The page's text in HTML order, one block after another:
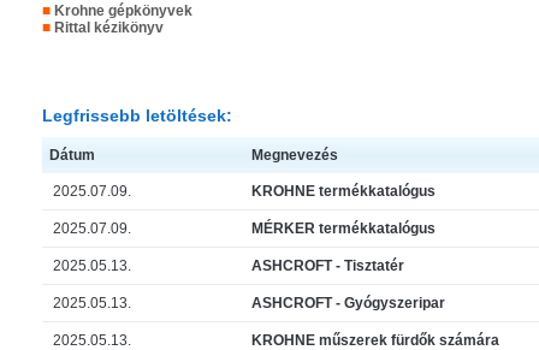
■ Krohne gépkönyvek
■ Rittal kézikönyv
Legfrissebb letöltések:
Dátum Megnevezés
2025.07.09. KROHNE termékkatalógus
2025.07.09. MÉRKER termékkatalógus
2025.05.13. ASHCROFT - Tisztatér
2025.05.13. ASHCROFT - Gyógyszeripar
2025.05.13. KROHNE műszerek fürdők számára